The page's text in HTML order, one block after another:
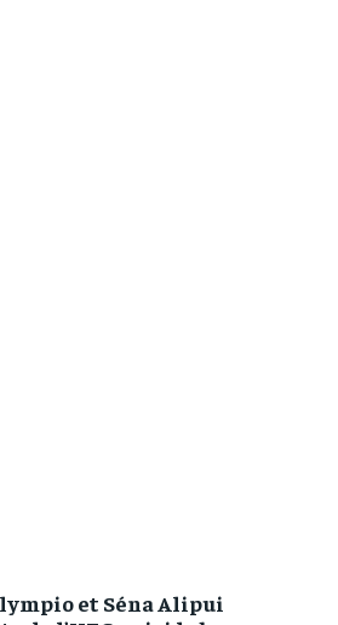
et Séna Alipui